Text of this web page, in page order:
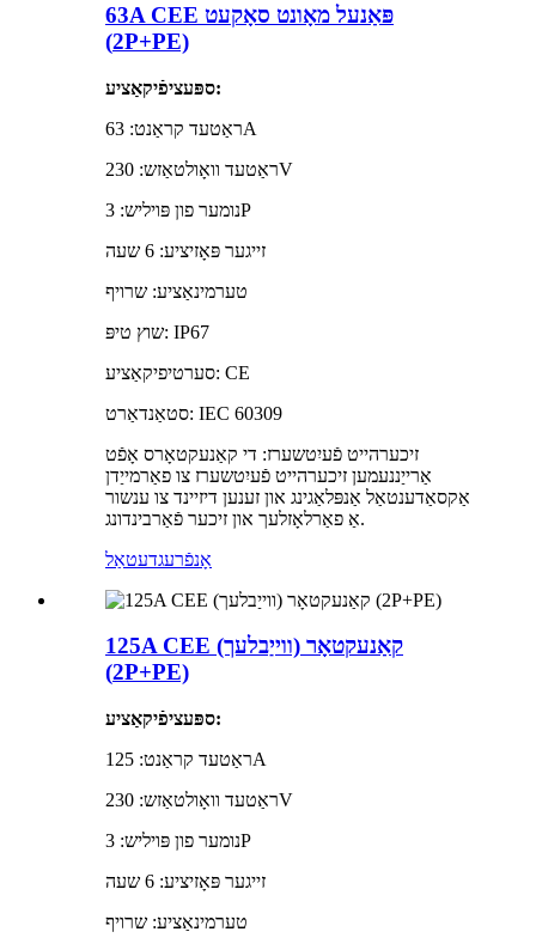
63A CEE פּאַנעל מאָונט סאָקעט
(2P+PE)
ספּעציפֿיקאַציע:
ראַטעד קראַנט: 63A
ראַטעד וואָולטאַזש: 230V
נומער פון פּויליש: 3P
זייגער פּאָזיציע: 6 שעה
טערמינאַציע: שרויף
שוץ טיפּ: IP67
סערטיפיקאַציע: CE
סטאַנדאַרט: IEC 60309
זיכערהייט פֿעיִטשערז: די קאַנעקטאָרס אָפֿט
אַרייַננעמען זיכערהייט פֿעיִטשערז צו פאַרמייַדן
אַקסאַדענטאַל אַנפּלאַגינג און זענען דיזיינד צו ענשור
אַ פאַרלאָזלעך און זיכער פֿאַרבינדונג.
אָנפֿרעגדעטאַל
125A CEE קאַנעקטאָר (ווייַבלעך)
(2P+PE)
ספּעציפֿיקאַציע:
ראַטעד קראַנט: 125A
ראַטעד וואָולטאַזש: 230V
נומער פון פּויליש: 3P
זייגער פּאָזיציע: 6 שעה
טערמינאַציע: שרויף